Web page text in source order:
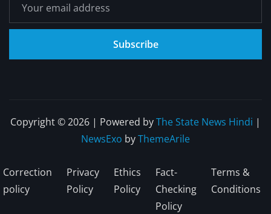
Subscribe
Copyright © 2026 | Powered byThe State News Hindi |
NewsExo byThemeArile
Correction
policy
Privacy
Policy
Ethics
Policy
Fact-
Checking
Policy
Terms &
Conditions